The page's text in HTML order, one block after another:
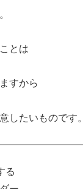
とは
すから
したいものです。
る